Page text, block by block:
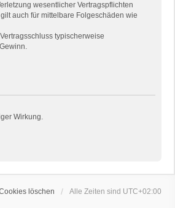
wesentlicher Vertragspflichten
auch für mittelbare Folgeschäden wie
typischerweise
Wirkung.
löschen Alle Zeiten sind UTC+02:00